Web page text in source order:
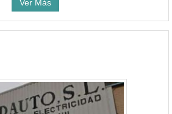
Ver Más